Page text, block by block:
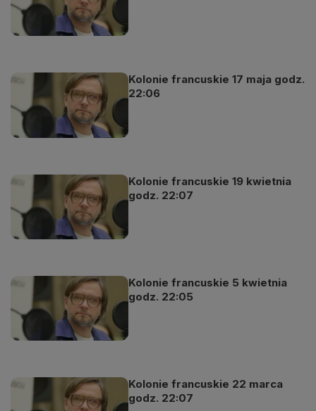
Kolonie francuskie 17 maja godz.
22:06
Kolonie francuskie 19 kwietnia
godz. 22:07
Kolonie francuskie 5 kwietnia
godz. 22:05
Kolonie francuskie 22 marca
godz. 22:07